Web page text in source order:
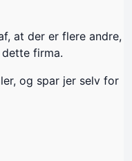
at der er flere andre,
firma.
og spar jer selv for